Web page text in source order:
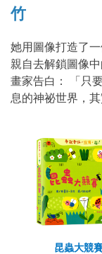
竹
她用圖像打造了
親自去解鎖圖像中
畫家告白： 「只
息的神祕世界，
昆蟲大競